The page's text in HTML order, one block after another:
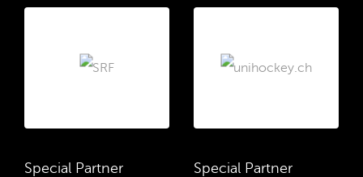
Special Partner Special Partner